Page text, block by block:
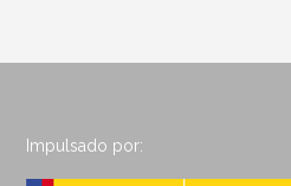
Impulsado por: